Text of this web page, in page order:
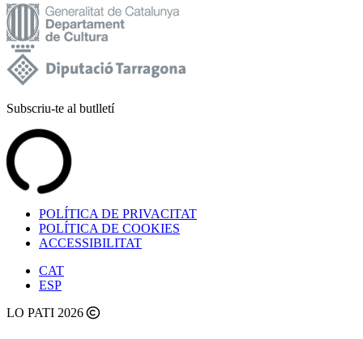
Subscriu-te al butlletí
POLÍTICA DE PRIVACITAT
POLÍTICA DE COOKIES
ACCESSIBILITAT
CAT
ESP
LO PATI 2026